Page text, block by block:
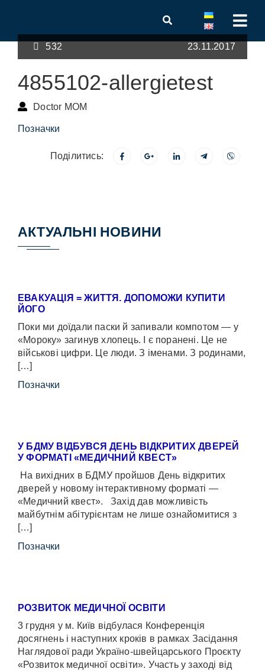
532 23.11.2017
4855102-allergietest
Doctor MOM
Позначки
Поділитись:
АКТУАЛЬНІ НОВИНИ
ЕВАКУАЦІЯ = ЖИТТЯ. ДОПОМОЖИ КУПИТИ
ЙОГО
Поки ми доїдали паски й запивали компотом — у
«Мороку» загинув хлопець. І є поранені. Це не
військові цифри. Це люди. З іменами. З родинами,
[…]
Позначки
У БДМУ ВІДБУВСЯ ДЕНЬ ВІДКРИТИХ ДВЕРЕЙ
У ФОРМАТІ «МЕДИЧНИЙ КВЕСТ»
На вихідних в БДМУ пройшов День відкритих
дверей у новому інтерактивному форматі —
«Медичний квест». Захід дав можливість
майбутнім абітурієнтам не лише ознайомитися з
[…]
Позначки
РОЗВИТОК МЕДИЧНОЇ ОСВІТИ
3 грудня у м. Київ відбулася Конференція
досягнень і наступних кроків в рамках Засідання
Наглядової ради Україно-швейцарського Проєкту
«Розвиток медичної освіти». Участь у заході від